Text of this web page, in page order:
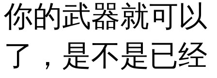
你的武器就可以
了，是不是已经